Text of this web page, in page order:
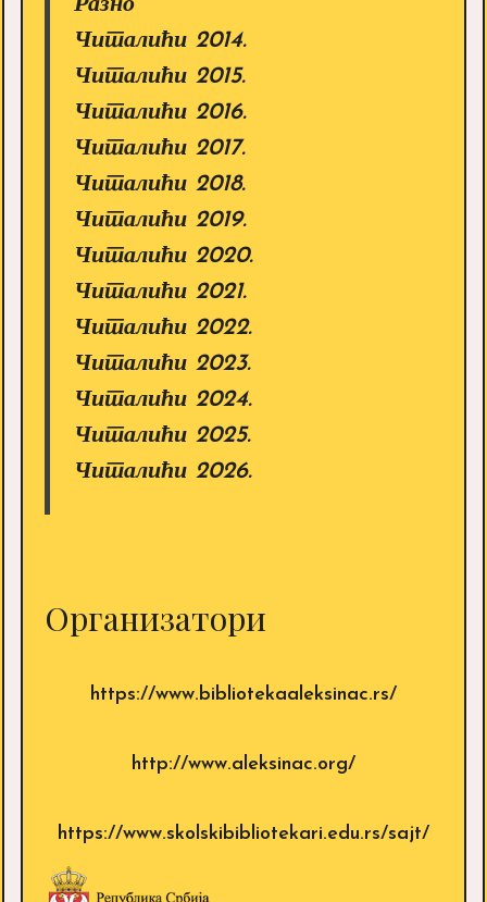
Читалићи 2014.
Читалићи 2015.
Читалићи 2016.
Читалићи 2017.
Читалићи 2018.
Читалићи 2019.
Читалићи 2020.
Читалићи 2021.
Читалићи 2022.
Читалићи 2023.
Читалићи 2024.
Читалићи 2025.
Читалићи 2026.
Организатори
https://www.bibliotekaaleksinac.rs/
http://www.aleksinac.org/
https://www.skolskibibliotekari.edu.rs/sajt/